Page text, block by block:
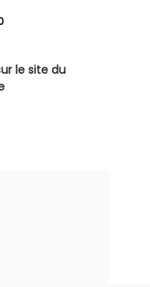
le site du